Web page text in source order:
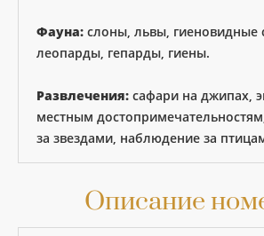
Фауна: слоны, львы, гиеновидные
леопарды, гепарды, гиены.
Развлечения: сафари на джипах,
местным
за звездами, наблюдение за
Описание